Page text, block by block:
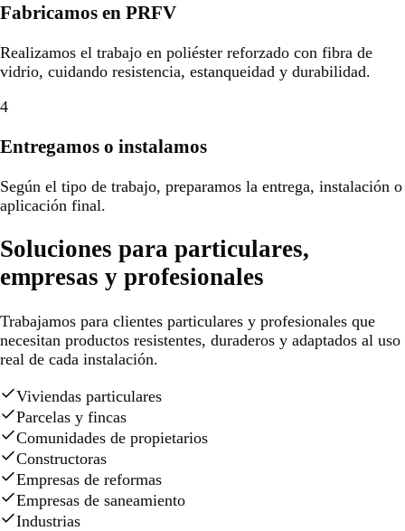
Fabricamos en PRFV
Realizamos el trabajo en poliéster reforzado con fibra de
vidrio, cuidando resistencia, estanqueidad y durabilidad.
4
Entregamos o instalamos
Según el tipo de trabajo, preparamos la entrega, instalación o
aplicación final.
Soluciones para particulares,
empresas y profesionales
Trabajamos para clientes particulares y profesionales que
necesitan productos resistentes, duraderos y adaptados al uso
real de cada instalación.
Viviendas particulares
Parcelas y fincas
Comunidades de propietarios
Constructoras
Empresas de reformas
Empresas de saneamiento
Industrias